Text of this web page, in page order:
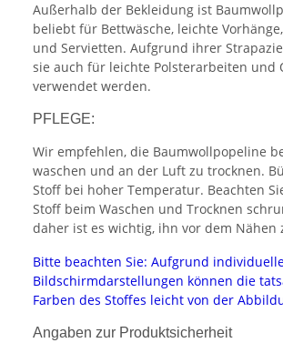
Außerhalb der Bekleidung ist
beliebt für Bettwäsche, leichte
und Servietten. Aufgrund ihrer
sie auch für leichte Polsterarbeiten und
verwendet werden.
PFLEGE:
Wir empfehlen, die Baumwollpopeline
waschen und an der Luft zu trocknen.
Stoff bei hoher Temperatur. Beachten
Stoff beim Waschen und Trocknen
daher ist es wichtig, ihn vor dem Nähen
Bitte beachten Sie: Aufgrund
Bildschirmdarstellungen können die
Farben des Stoffes leicht von der
Angaben zur Produktsicherheit